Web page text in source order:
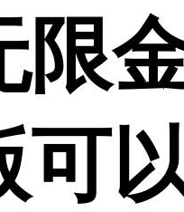
限
可